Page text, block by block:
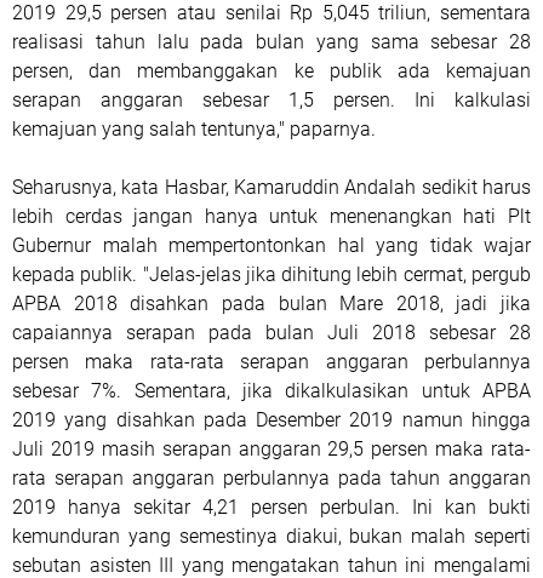
2019 29,5 persen atau senilai Rp 5,045 triliun, sementara
realisasi tahun lalu pada bulan yang sama sebesar 28
persen, dan membanggakan ke publik ada kemajuan
serapan anggaran sebesar 1,5 persen. Ini kalkulasi
kemajuan yang salah tentunya," paparnya.
Seharusnya, kata Hasbar, Kamaruddin Andalah sedikit harus
lebih cerdas jangan hanya untuk menenangkan hati Plt
Gubernur malah mempertontonkan hal yang tidak wajar
kepada publik. "Jelas-jelas jika dihitung lebih cermat, pergub
APBA 2018 disahkan pada bulan Mare 2018, jadi jika
capaiannya serapan pada bulan Juli 2018 sebesar 28
persen maka rata-rata serapan anggaran perbulannya
sebesar 7%. Sementara, jika dikalkulasikan untuk APBA
2019 yang disahkan pada Desember 2019 namun hingga
Juli 2019 masih serapan anggaran 29,5 persen maka rata-
rata serapan anggaran perbulannya pada tahun anggaran
2019 hanya sekitar 4,21 persen perbulan. Ini kan bukti
kemunduran yang semestinya diakui, bukan malah seperti
sebutan asisten III yang mengatakan tahun ini mengalami